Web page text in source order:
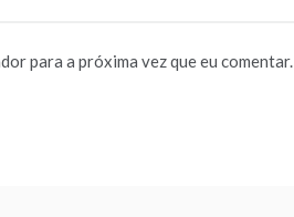
para a próxima vez que eu comentar.